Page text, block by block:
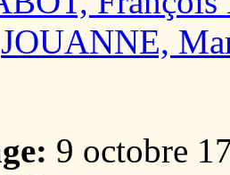
JOUANNE,
9 octobre